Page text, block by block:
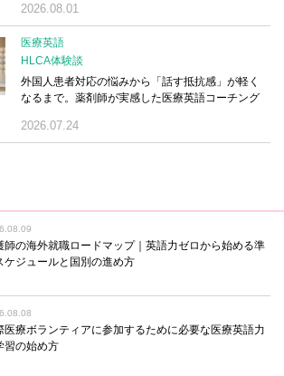
2026.08.01
医療英語
HLCA体験談
外国人患者対応の悩みから「話す抵抗感」が軽く
なるまで。薬剤師が実感した医療英語コーチング
2026.07.24
師の海外就職ロードマップ｜英語力ゼロから始める準
ケジュールと国別の進め方
医療ボランティアに参加するために必要な医療英語力
習の始め方